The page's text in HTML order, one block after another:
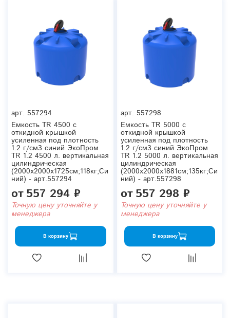
арт. 557294
Емкость TR 4500 с
откидной крышкой
усиленная под плотность
1.2 г/см3 синий ЭкоПром
TR 1.2 4500 л. вертикальная
цилиндрическая
(2000x2000x1725см;118кг;Си
ний) - арт.557294
от557 294 ₽
Точную цену уточняйте у
менеджера
В корзину
арт. 557298
Емкость TR 5000 с
откидной крышкой
усиленная под плотность
1.2 г/см3 синий ЭкоПром
TR 1.2 5000 л. вертикальная
цилиндрическая
(2000x2000x1881см;135кг;Си
ний) - арт.557298
от557 298 ₽
Точную цену уточняйте у
менеджера
В корзину